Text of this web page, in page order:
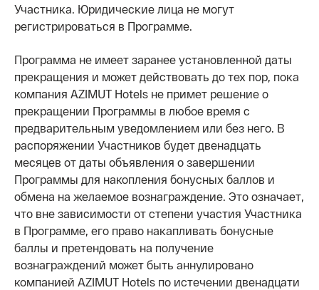
Участника. Юридические лица не могут
регистрироваться в Программе.
Программа не имеет заранее установленной даты
прекращения и может действовать до тех пор, пока
компания AZIMUT Hotels не примет решение о
прекращении Программы в любое время с
предварительным уведомлением или без него. В
распоряжении Участников будет двенадцать
месяцев от даты объявления о завершении
Программы для накопления бонусных баллов и
обмена на желаемое вознаграждение. Это означает,
что вне зависимости от степени участия Участника
в Программе, его право накапливать бонусные
баллы и претендовать на получение
вознаграждений может быть аннулировано
компанией AZIMUT Hotels по истечении двенадцати